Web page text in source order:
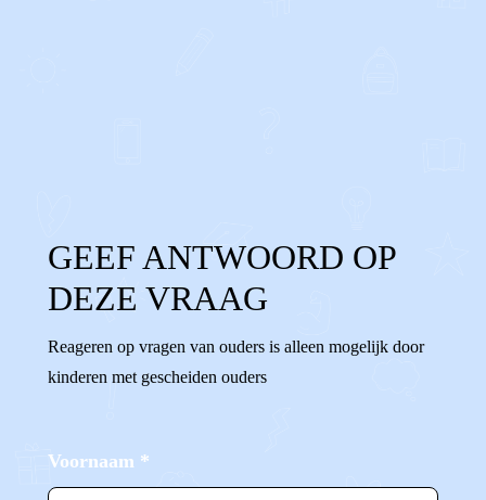
GEEF ANTWOORD OP
DEZE VRAAG
Reageren op vragen van ouders is alleen mogelijk door
kinderen met gescheiden ouders
Voornaam *